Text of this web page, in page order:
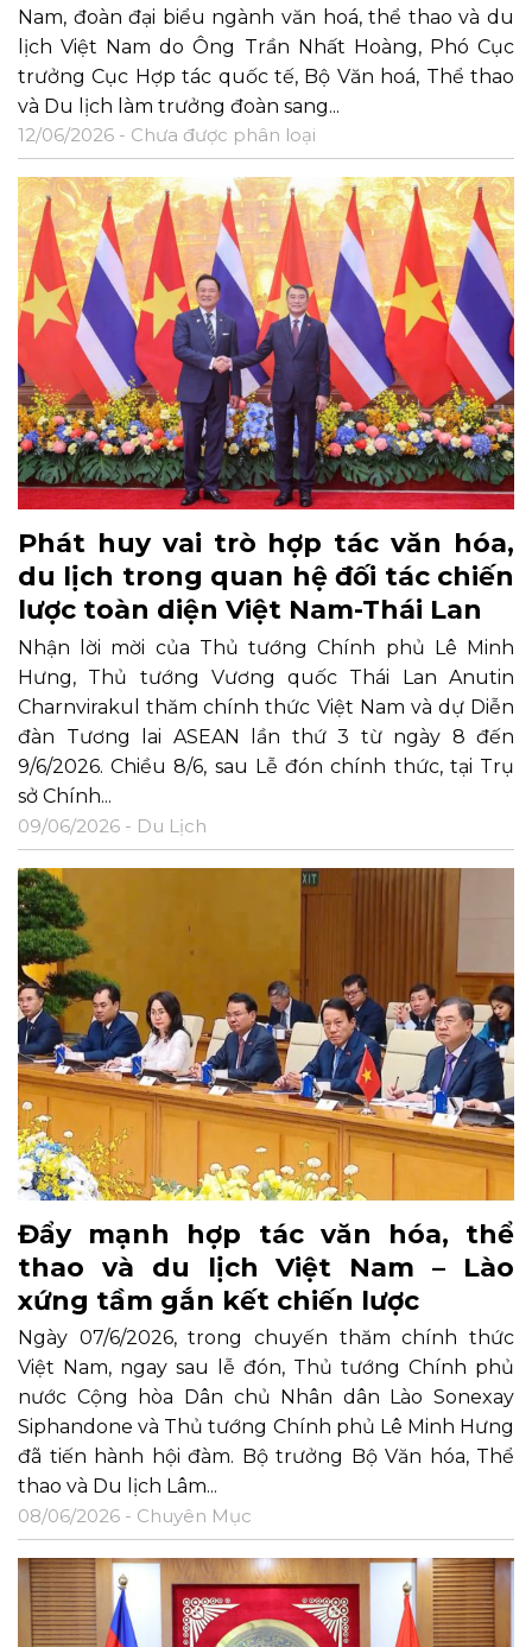
Nam, đoàn đại biểu ngành văn hoá, thể thao và du
lịch Việt Nam do Ông Trần Nhất Hoàng, Phó Cục
trưởng Cục Hợp tác quốc tế, Bộ Văn hoá, Thể thao
và Du lịch làm trưởng đoàn sang...
12/06/2026 - Chưa được phân loại
Phát huy vai trò hợp tác văn hóa,
du lịch trong quan hệ đối tác chiến
lược toàn diện Việt Nam-Thái Lan
Nhận lời mời của Thủ tướng Chính phủ Lê Minh
Hưng, Thủ tướng Vương quốc Thái Lan Anutin
Charnvirakul thăm chính thức Việt Nam và dự Diễn
đàn Tương lai ASEAN lần thứ 3 từ ngày 8 đến
9/6/2026. Chiều 8/6, sau Lễ đón chính thức, tại Trụ
sở Chính...
09/06/2026 - Du Lịch
Đẩy mạnh hợp tác văn hóa, thể
thao và du lịch Việt Nam – Lào
xứng tầm gắn kết chiến lược
Ngày 07/6/2026, trong chuyến thăm chính thức
Việt Nam, ngay sau lễ đón, Thủ tướng Chính phủ
nước Cộng hòa Dân chủ Nhân dân Lào Sonexay
Siphandone và Thủ tướng Chính phủ Lê Minh Hưng
đã tiến hành hội đàm. Bộ trưởng Bộ Văn hóa, Thể
thao và Du lịch Lâm...
08/06/2026 - Chuyên Mục